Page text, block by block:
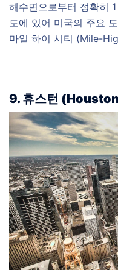
해수면으로부터 정확히
도에 있어 미국의 주요
마일 하이 시티 (Mile-
9. 휴스턴 (